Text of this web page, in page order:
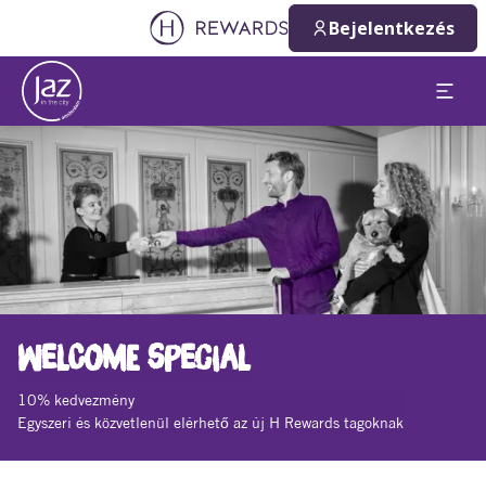
Bejelentkezés
Dia: 1 of 1
WELCOME SPECIAL
10% kedvezmény
Egyszeri és közvetlenül elérhető az új H Rewards tagoknak